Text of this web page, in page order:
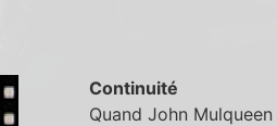
Continuité
Quand John